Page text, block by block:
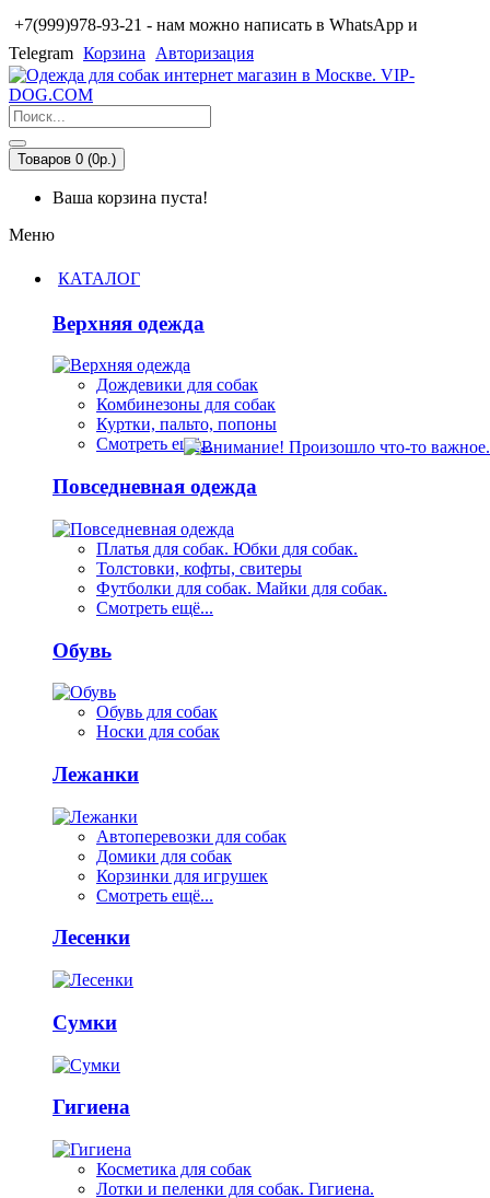
+7(999)978-93-21 - нам можно написать в WhatsApp и
Telegram Корзина Авторизация
Товаров 0 (0р.)
Ваша корзина пуста!
Меню
КАТАЛОГ
Верхняя одежда
Дождевики для собак
Комбинезоны для собак
Куртки, пальто, попоны
Смотреть ещё...
Повседневная одежда
Платья для собак. Юбки для собак.
Толстовки, кофты, свитеры
Футболки для собак. Майки для собак.
Смотреть ещё...
Обувь
Обувь для собак
Носки для собак
Лежанки
Автоперевозки для собак
Домики для собак
Корзинки для игрушек
Смотреть ещё...
Лесенки
Сумки
Гигиена
Косметика для собак
Лотки и пеленки для собак. Гигиена.